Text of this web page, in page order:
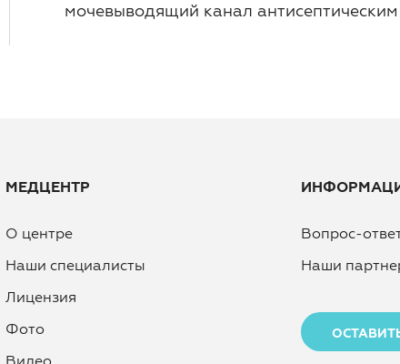
мочевыводящий канал
МЕДЦЕНТР
О центре
Наши специалисты
Лицензия
Фото
Видео
Вопрос-
Наши